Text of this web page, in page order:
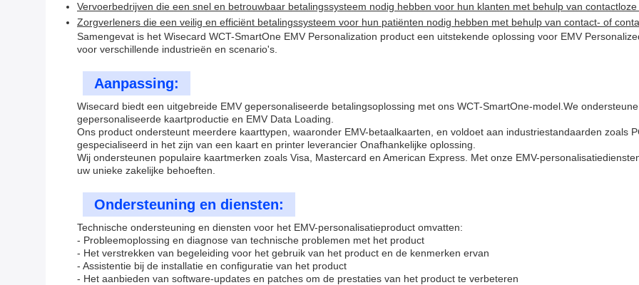
Vervoerbedrijven die een snel en betrouwbaar betalingssysteem nodig hebben voor hun klanten met behulp van
Zorgverleners die een veilig en efficiënt betalingssysteem voor hun patiënten nodig hebben met behulp van contact- of
Samengevat is het Wisecard WCT-SmartOne EMV Personalization product een uitstekende oplossing voor EMV
voor verschillende industrieën en scenario's.
Aanpassing:
Wisecard biedt een uitgebreide EMV gepersonaliseerde betalingsoplossing met ons WCT-SmartOne-model.We
gepersonaliseerde kaartproductie en EMV Data Loading.
Ons product ondersteunt meerdere kaarttypen, waaronder EMV-betaalkaarten, en voldoet aan industriestandaarden zoals
gespecialiseerd in het zijn van een kaart en printer leverancier Onafhankelijke oplossing.
Wij ondersteunen populaire kaartmerken zoals Visa, Mastercard en American Express. Met onze EMV-
uw unieke zakelijke behoeften.
Ondersteuning en diensten:
Technische ondersteuning en diensten voor het EMV-personalisatieproduct omvatten:
- Probleemoplossing en diagnose van technische problemen met het product
- Het verstrekken van begeleiding voor het gebruik van het product en de kenmerken ervan
- Assistentie bij de installatie en configuratie van het product
- Het aanbieden van software-updates en patches om de prestaties van het product te verbeteren